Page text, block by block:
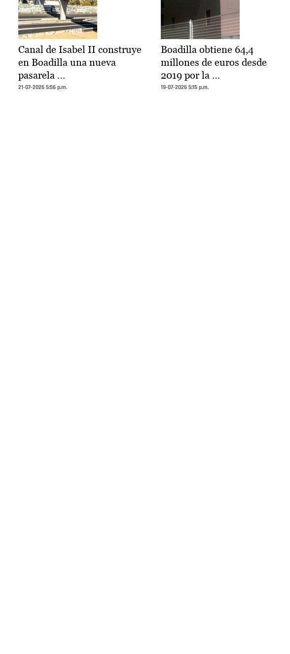
Canal de Isabel II construye
en Boadilla una nueva
pasarela …
21-07-2026 5:56 p.m.
Boadilla obtiene 64,4
millones de euros desde
2019 por la …
19-07-2026 5:15 p.m.